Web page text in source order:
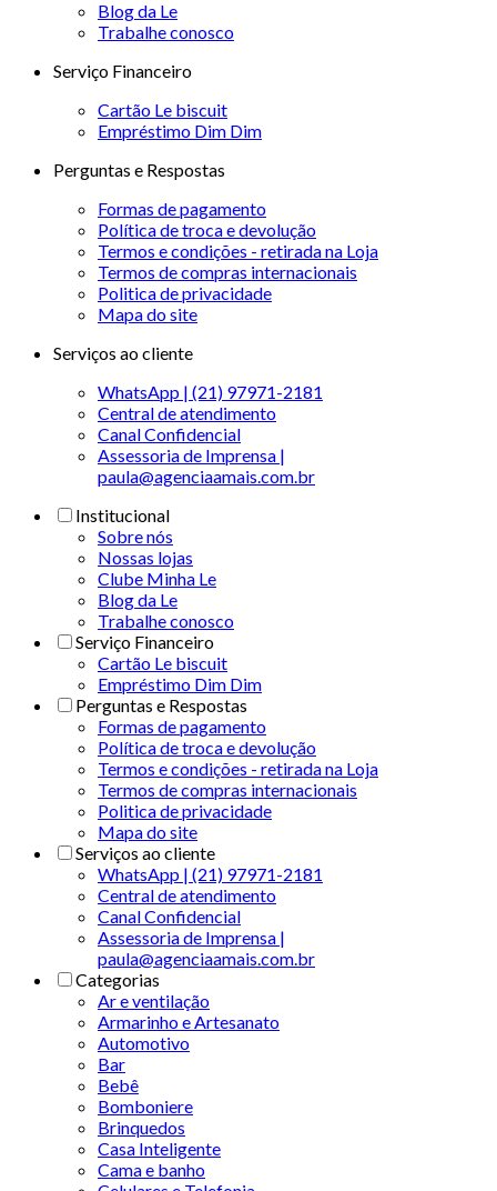
Blog da Le
Trabalhe conosco
Serviço Financeiro
Cartão Le biscuit
Empréstimo Dim Dim
Perguntas e Respostas
Formas de pagamento
Política de troca e devolução
Termos e condições - retirada na Loja
Termos de compras internacionais
Politica de privacidade
Mapa do site
Serviços ao cliente
WhatsApp | (21) 97971-2181
Central de atendimento
Canal Confidencial
Assessoria de Imprensa |
paula@agenciaamais.com.br
Institucional
Sobre nós
Nossas lojas
Clube Minha Le
Blog da Le
Trabalhe conosco
Serviço Financeiro
Cartão Le biscuit
Empréstimo Dim Dim
Perguntas e Respostas
Formas de pagamento
Política de troca e devolução
Termos e condições - retirada na Loja
Termos de compras internacionais
Politica de privacidade
Mapa do site
Serviços ao cliente
WhatsApp | (21) 97971-2181
Central de atendimento
Canal Confidencial
Assessoria de Imprensa |
paula@agenciaamais.com.br
Categorias
Ar e ventilação
Armarinho e Artesanato
Automotivo
Bar
Bebê
Bomboniere
Brinquedos
Casa Inteligente
Cama e banho